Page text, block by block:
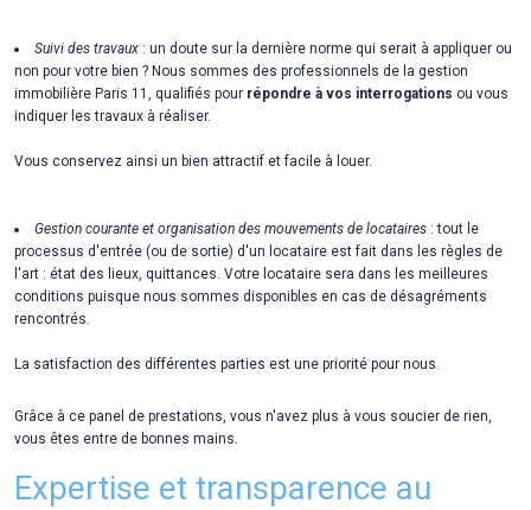
Suivi des travaux : un doute sur la dernière norme qui serait à appliquer ou
non pour votre bien ? Nous sommes des professionnels de la gestion
immobilière Paris 11, qualifiés pour répondre à vos interrogations ou vous
indiquer les travaux à réaliser.
Vous conservez ainsi un bien attractif et facile à louer.
Gestion courante et organisation des mouvements de locataires : tout le
processus d'entrée (ou de sortie) d'un locataire est fait dans les règles de
l'art : état des lieux, quittances. Votre locataire sera dans les meilleures
conditions puisque nous sommes disponibles en cas de désagréments
rencontrés.
La satisfaction des différentes parties est une priorité pour nous.
Grâce à ce panel de prestations, vous n'avez plus à vous soucier de rien,
vous êtes entre de bonnes mains.
Expertise et transparence au